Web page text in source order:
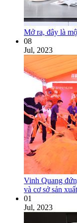
Mở ra, đây là
08
Jul, 2023
Vinh Quang
và cơ sở sản
01
Jul, 2023